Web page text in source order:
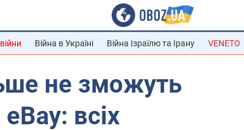
Війна в Україні Війна Ізраїлю та Ірану VENETO
не зможуть
всіх